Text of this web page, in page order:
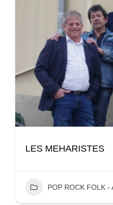
LES MEHARISTES
POP ROCK FOLK -